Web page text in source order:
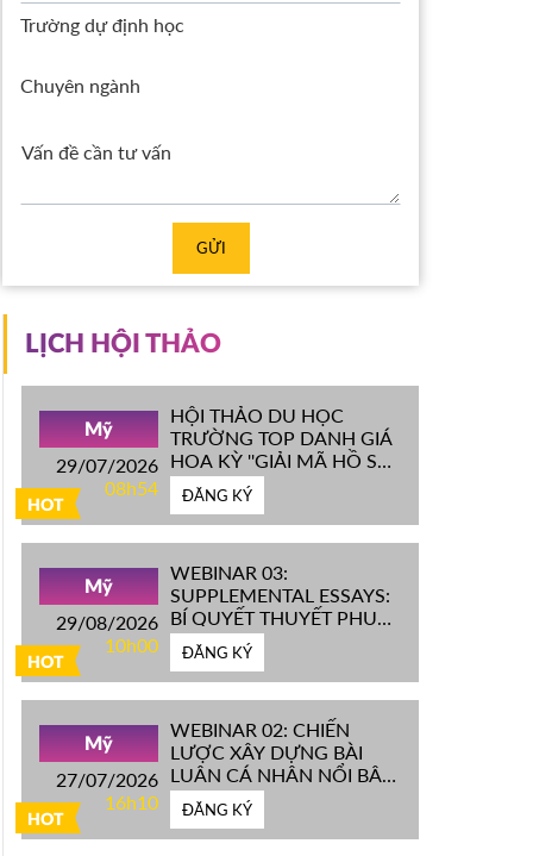
Trường dự định học
Chuyên ngành
GỬI
LỊCH HỘI THẢO
HOT
Mỹ
29/07/2026
08h54
HỘI THẢO DU HỌC
TRƯỜNG TOP DANH GIÁ
HOA KỲ ''GIẢI MÃ HỒ SƠ
IVY LEAGUE''
ĐĂNG KÝ
HOT
Mỹ
29/08/2026
10h00
WEBINAR 03:
SUPPLEMENTAL ESSAYS:
BÍ QUYẾT THUYẾT PHỤC
HỘI ĐỒNG TUYỂN SINH
ĐH TOP ĐẦU MỸ
ĐĂNG KÝ
HOT
Mỹ
27/07/2026
16h10
WEBINAR 02: CHIẾN
LƯỢC XÂY DỰNG BÀI
LUẬN CÁ NHÂN NỔI BẬT
CHINH PHỤC ĐH TOP
ĐẦU MỸ
ĐĂNG KÝ